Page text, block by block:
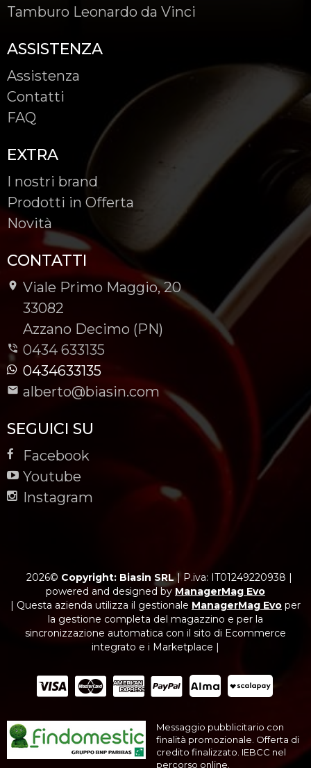
Tamburo Leonardo da Vinci
ASSISTENZA
Assistenza
Contatti
FAQ
EXTRA
I nostri brand
Prodotti in Offerta
Novità
CONTATTI
Viale Primo Maggio, 20
-
33082
-
Azzano Decimo (PN)
0434 633135
0434633135
alberto@biasin.com
SEGUICI SU
Facebook
Youtube
Instagram
2026© Copyright: Biasin SRL| P.iva: IT01249220938 |
powered and designed by ManagerMag Evo
| Questa azienda utilizza il gestionale ManagerMag Evo per
la gestione completa del magazzino e per la
sincronizzazione automatica con il sito di Ecommerce
integrato e i Marketplace |
Messaggio pubblicitario con
finalità promozionale. Offerta di
credito finalizzato. IEBCC nel
percorso online.